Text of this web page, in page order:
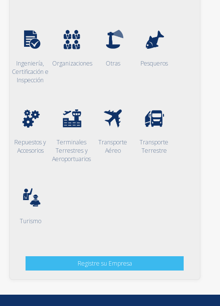
Ingeniería,
Certificación e
Inspección
Organizaciones Otras Pesqueros
Repuestos y
Accesorios
Terminales
Terrestres y
Aeroportuarios
Transporte
Aéreo
Transporte
Terrestre
Turismo
Registre su Empresa